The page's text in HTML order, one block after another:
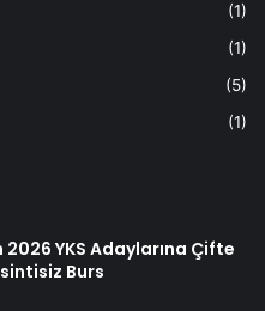
(1)
(1)
(5)
(1)
YKS Adaylarına Çifte
Burs